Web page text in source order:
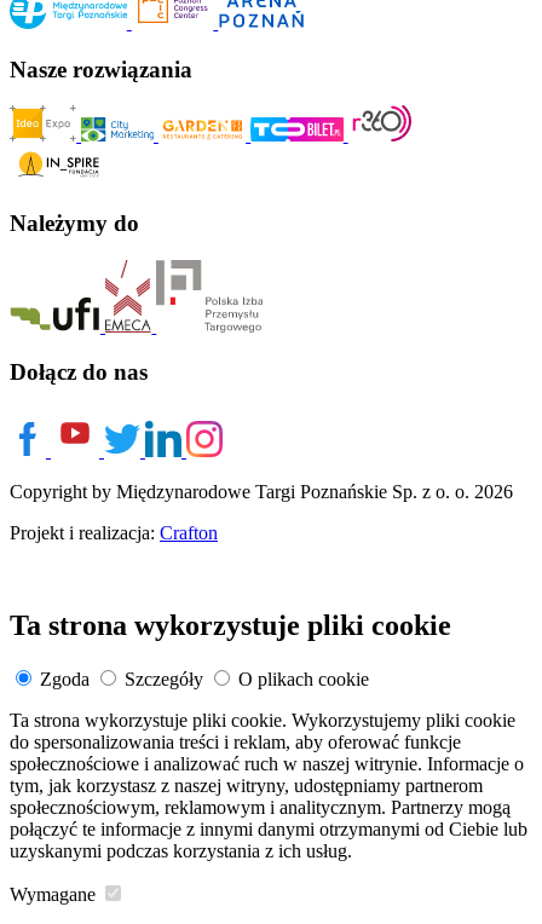
Nasze rozwiązania
Należymy do
Dołącz do nas
Copyright by Międzynarodowe Targi Poznańskie Sp. z o. o. 2026
Projekt i realizacja: Crafton
Ta strona wykorzystuje pliki cookie
Zgoda Szczegóły
O plikach cookie
Ta strona wykorzystuje pliki cookie. Wykorzystujemy pliki cookie
do spersonalizowania treści i reklam, aby oferować funkcje
społecznościowe i analizować ruch w naszej witrynie. Informacje o
tym, jak korzystasz z naszej witryny, udostępniamy partnerom
społecznościowym, reklamowym i analitycznym. Partnerzy mogą
połączyć te informacje z innymi danymi otrzymanymi od Ciebie lub
uzyskanymi podczas korzystania z ich usług.
Wymagane